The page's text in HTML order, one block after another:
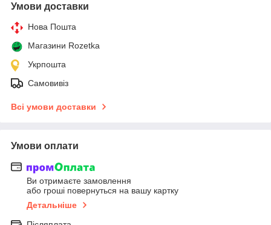
Умови доставки
Нова Пошта
Магазини Rozetka
Укрпошта
Самовивіз
Всі умови доставки
Умови оплати
Ви отримаєте замовлення
або гроші повернуться на вашу картку
Детальніше